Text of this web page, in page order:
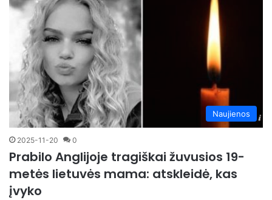
Naujienos
2025-11-20 0
Prabilo Anglijoje tragiškai žuvusios 19-
metės lietuvės mama: atskleidė, kas
įvyko